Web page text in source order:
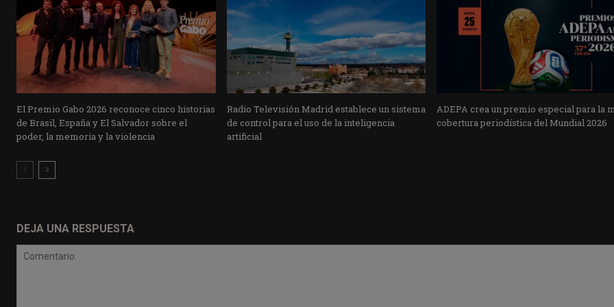
El Premio Gabo 2026 reconoce cinco historias
de Brasil, España y El Salvador sobre el
poder, la memoria y la violencia
Radio Televisión Madrid establece un sistema
de control para el uso de la inteligencia
artificial
ADEPA crea un premio especial para la
cobertura periodística del Mundial 2026
DEJA UNA RESPUESTA